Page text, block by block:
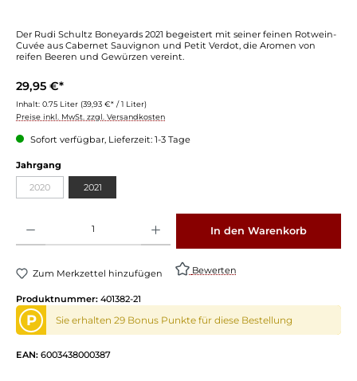
Der Rudi Schultz Boneyards 2021 begeistert mit seiner feinen Rotwein-
Cuvée aus Cabernet Sauvignon und Petit Verdot, die Aromen von
reifen Beeren und Gewürzen vereint.
29,95 €*
Inhalt: 0.75 Liter (39,93 €* / 1 Liter)
Preise inkl. MwSt. zzgl. Versandkosten
Sofort verfügbar, Lieferzeit: 1-3 Tage
Jahrgang
2020(Diese Option ist zurzeit nicht verfügbar.)
2021
In den Warenkorb
Zum Merkzettel hinzufügen Bewerten
Produktnummer: 401382-21
P Sie erhalten 29 Bonus Punkte für diese Bestellung
EAN: 6003438000387